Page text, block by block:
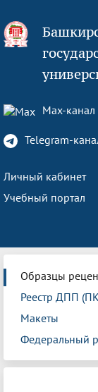
Max-канал
Telegram-
Личный кабинет
Учебный портал
Образцы
Реестр ДПП
Макеты
Федеральный